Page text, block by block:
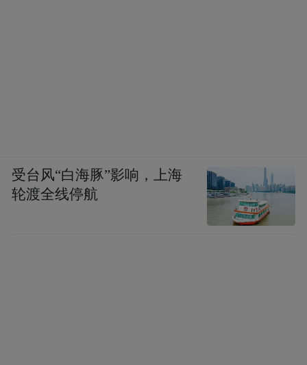
受台风“白海豚”影响，上海
轮渡全线停航